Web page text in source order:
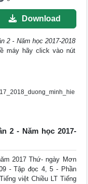
Download
2 - Năm học 2017-2018
máy hãy click vào nút
2 - Năm học 2017-
2017 Thứ- ngày Mơn
- Tập đọc 4, 5 - Phần
việt Chiều LT Tiếng